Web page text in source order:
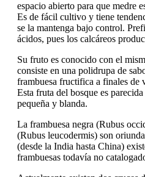
espacio abierto para que medre
Es de fácil cultivo y tiene
se la mantenga bajo control.
ácidos, pues los calcáreos
Su fruto es conocido con el
consiste en una polidrupa de
frambuesa fructifica a finales de
Esta fruta del bosque es
pequeña y blanda.
La frambuesa negra (Rubus
(Rubus leucodermis) son
(desde la India hasta China)
frambuesas todavía no